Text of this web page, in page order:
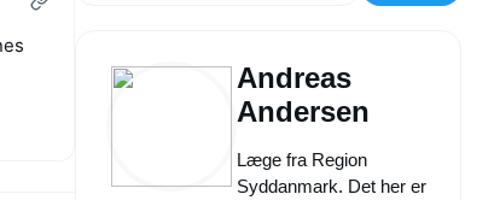
Andreas
Andersen
Læge fra Region
Syddanmark. Det her er